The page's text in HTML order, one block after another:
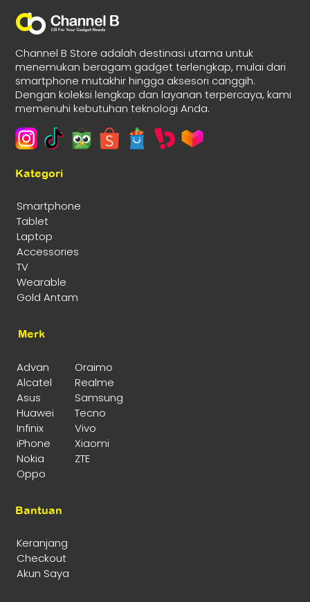
Channel B Store adalah destinasi utama untuk
menemukan beragam gadget terlengkap, mulai dari
smartphone mutakhir hingga aksesori canggih.
Dengan koleksi lengkap dan layanan terpercaya, kami
memenuhi kebutuhan teknologi Anda.
Kategori
Smartphone
Tablet
Laptop
Accessories
TV
Wearable
Gold Antam
Merk
Advan
Oraimo
Alcatel
Realme
Asus
Samsung
Huawei
Tecno
Infinix
Vivo
iPhone
Xiaomi
Nokia
ZTE
Oppo
Bantuan
Keranjang
Checkout
Akun Saya